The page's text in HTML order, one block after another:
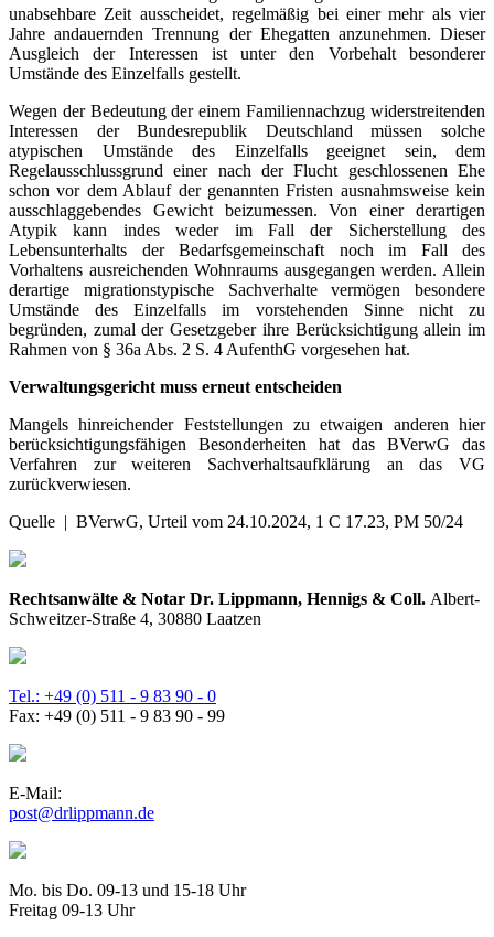
unabsehbare Zeit ausscheidet, regelmäßig bei einer mehr als vier
Jahre andauernden Trennung der Ehegatten anzunehmen. Dieser
Ausgleich der Interessen ist unter den Vorbehalt besonderer
Umstände des Einzelfalls gestellt.
Wegen der Bedeutung der einem Familiennachzug widerstreitenden
Interessen der Bundesrepublik Deutschland müssen solche
atypischen Umstände des Einzelfalls geeignet sein, dem
Regelausschlussgrund einer nach der Flucht geschlossenen Ehe
schon vor dem Ablauf der genannten Fristen ausnahmsweise kein
ausschlaggebendes Gewicht beizumessen. Von einer derartigen
Atypik kann indes weder im Fall der Sicherstellung des
Lebensunterhalts der Bedarfsgemeinschaft noch im Fall des
Vorhaltens ausreichenden Wohnraums ausgegangen werden. Allein
derartige migrationstypische Sachverhalte vermögen besondere
Umstände des Einzelfalls im vorstehenden Sinne nicht zu
begründen, zumal der Gesetzgeber ihre Berücksichtigung allein im
Rahmen von § 36a Abs. 2 S. 4 AufenthG vorgesehen hat.
Verwaltungsgericht muss erneut entscheiden
Mangels hinreichender Feststellungen zu etwaigen anderen hier
berücksichtigungsfähigen Besonderheiten hat das BVerwG das
Verfahren zur weiteren Sachverhaltsaufklärung an das VG
zurückverwiesen.
Quelle | BVerwG, Urteil vom 24.10.2024, 1 C 17.23, PM 50/24
Rechtsanwälte & Notar Dr. Lippmann, Hennigs & Coll. Albert-
Schweitzer-Straße 4, 30880 Laatzen
Tel.: +49 (0) 511 - 9 83 90 - 0
Fax: +49 (0) 511 - 9 83 90 - 99
E-Mail:
post@drlippmann.de
Mo. bis Do. 09-13 und 15-18 Uhr
Freitag 09-13 Uhr